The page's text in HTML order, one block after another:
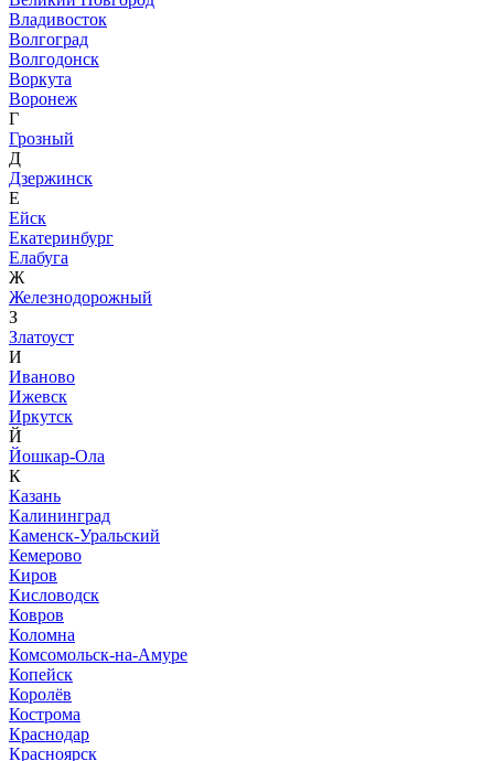
Владивосток
Волгоград
Волгодонск
Воркута
Воронеж
Г
Грозный
Д
Дзержинск
Е
Ейск
Екатеринбург
Елабуга
Ж
Железнодорожный
З
Златоуст
И
Иваново
Ижевск
Иркутск
Й
Йошкар-Ола
К
Казань
Калининград
Каменск-Уральский
Кемерово
Киров
Кисловодск
Ковров
Коломна
Комсомольск-на-Амуре
Копейск
Королёв
Кострома
Краснодар
Красноярск